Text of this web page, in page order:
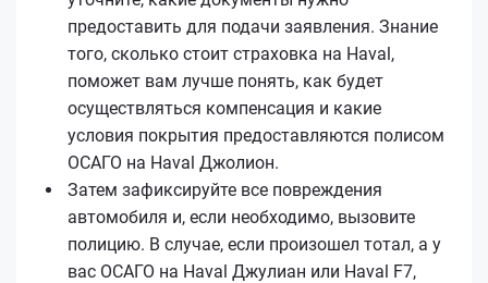
предоставить для подачи заявления. Знание
того, сколько стоит страховка на Haval,
поможет вам лучше понять, как будет
осуществляться компенсация и какие
условия покрытия предоставляются полисом
ОСАГО на Haval Джолион.
Затем зафиксируйте все повреждения
автомобиля и, если необходимо, вызовите
полицию. В случае, если произошел тотал, а у
вас ОСАГО на Haval Джулиан или Haval F7,